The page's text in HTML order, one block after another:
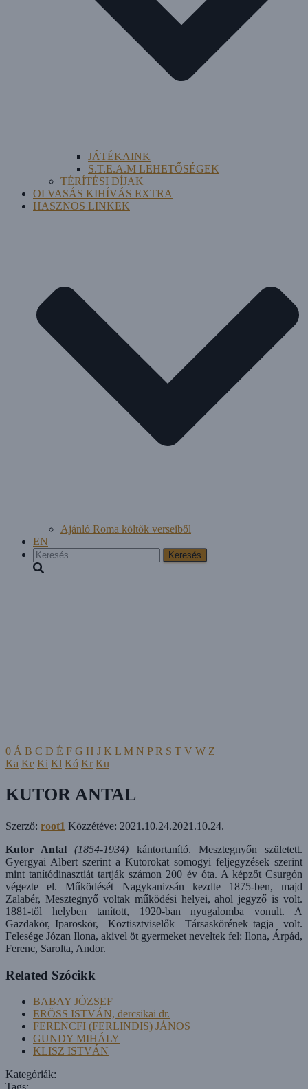
JÁTÉKAINK
S.T.E.A.M LEHETŐSÉGEK
TÉRÍTÉSI DÍJAK
OLVASÁS KIHÍVÁS EXTRA
HASZNOS LINKEK
Ajánló Roma költők verseiből
EN
Keresés:
0 Á B C D É F G H J K L M N P R S T V W Z
Ka Ke Ki Kl Kó Kr Ku
KUTOR ANTAL
Szerző: root1 Közzétéve: 2021.10.24.2021.10.24.
Kutor Antal
(1854-1934) kántortanító. Mesztegnyőn született.
Gyergyai Albert szerint a Kutorokat somogyi feljegyzések szerint
mint tanítódinasztiát tartják számon 200 év óta. A képzőt Csurgón
végezte el. Működését Nagykanizsán kezdte 1875-ben, majd
Zalabér, Mesztegnyő voltak működési helyei, ahol jegyző is volt.
1881-től helyben tanított, 1920-­ban nyugalomba vonult. A
Gazdakör, Iparoskör, Köztisztviselők Társaskörének tagja volt.
Felesége Józan Ilona, akivel öt gyermeket neveltek fel: Ilona, Árpád,
Fe­renc, Sarolta, Andor.
Related Szócikk
BABAY JÓZSEF
ERÖSS ISTVÁN, dercsikai dr.
FERENCFI (FERLINDIS) JÁNOS
GUNDY MIHÁLY
KLISZ ISTVÁN
Kategóriák: